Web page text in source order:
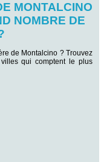
MONTALCINO
NOMBRE DE
de Montalcino ? Trouvez
qui comptent le plus